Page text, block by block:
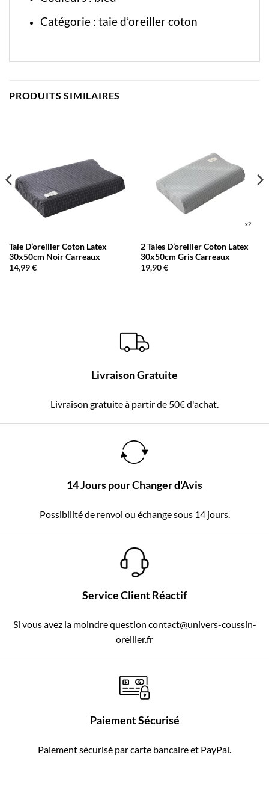
Catégorie : taie d’oreiller coton
PRODUITS SIMILAIRES
Taie D’oreiller Coton Latex
30x50cm Noir Carreaux
14,99€
2 Taies D’oreiller Coton Latex
30x50cm Gris Carreaux
19,90€
Livraison Gratuite
Livraison gratuite à partir de 50€ d'achat.
14 Jours pour Changer d'Avis
Possibilité de renvoi ou échange sous 14 jours.
Service Client Réactif
Si vous avez la moindre question contact@univers-coussin-
oreiller.fr
Paiement Sécurisé
Paiement sécurisé par carte bancaire et PayPal.